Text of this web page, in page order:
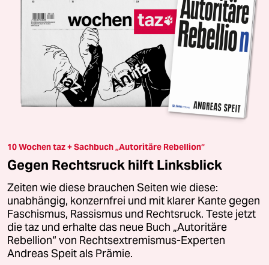
10 Wochen taz + Sachbuch „Autoritäre Rebellion“
Gegen Rechtsruck hilft Linksblick
Zeiten wie diese brauchen Seiten wie diese:
unabhängig, konzernfrei und mit klarer Kante gegen
Faschismus, Rassismus und Rechtsruck. Teste jetzt
die taz und erhalte das neue Buch „Autoritäre
Rebellion“ von Rechtsextremismus-Experten
Andreas Speit als Prämie.